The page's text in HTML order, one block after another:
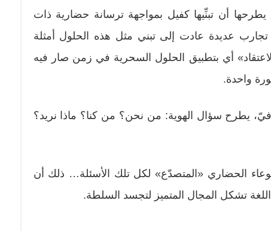
أن تبنِّيها كفيل بمواجهة ترسانة حضارية ذات
عديدة عادت إلى تبني مثل هذه الحلول أمثلة
أي بتطبيق الحلول السحرية في زمن صار فيه
واحدة.
يطرح سؤال الهوية: من نحن؟ من كنا؟ ماذا نريد؟
الحضاري «المتصدّع» لكل تلك الأسئلة… ذلك أن
تشكل المجال المتميز لتجسد السلطة.